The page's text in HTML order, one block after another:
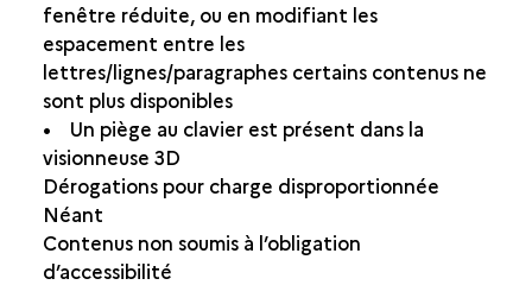
fenêtre réduite, ou en modifiant les
espacement entre les
lettres/lignes/paragraphes certains contenus ne
sont plus disponibles
• Un piège au clavier est présent dans la
visionneuse 3D
Dérogations pour charge disproportionnée
Néant
Contenus non soumis à l’obligation
d’accessibilité